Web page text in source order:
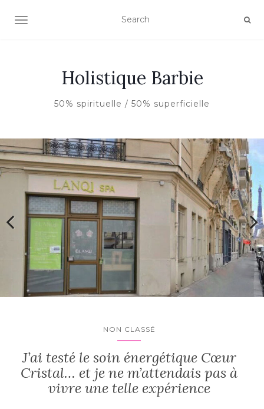
AFFICHER/MASQUER LA NAVIGATION
Holistique Barbie
50% spirituelle / 50% superficielle
NON CLASSÉ
J’ai testé le soin énergétique Cœur
Cristal… et je ne m’attendais pas à
vivre une telle expérience